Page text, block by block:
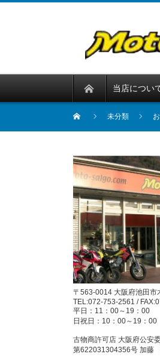
当店につい
未分類
〒563-0014 大阪府池田市
TEL:072-753-2561 /
平日：11：00～19：00
日祝日：10：00～19：00
古物商許可店 大阪府公安
第622031304356号 加藤